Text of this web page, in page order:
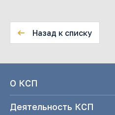
Назад к списку
О КСП
Деятельность КСП